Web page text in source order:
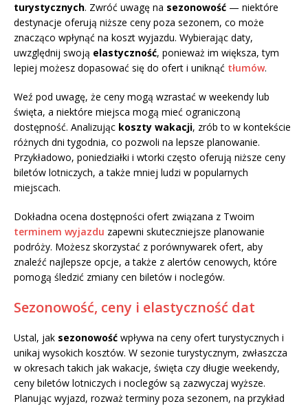
turystycznych. Zwróć uwagę na sezonowość — niektóre
destynacje oferują niższe ceny poza sezonem, co może
znacząco wpłynąć na koszt wyjazdu. Wybierając daty,
uwzględnij swoją elastyczność, ponieważ im większa, tym
lepiej możesz dopasować się do ofert i uniknąć tłumów.
Weź pod uwagę, że ceny mogą wzrastać w weekendy lub
święta, a niektóre miejsca mogą mieć ograniczoną
dostępność. Analizując koszty wakacji, zrób to w kontekście
różnych dni tygodnia, co pozwoli na lepsze planowanie.
Przykładowo, poniedziałki i wtorki często oferują niższe ceny
biletów lotniczych, a także mniej ludzi w popularnych
miejscach.
Dokładna ocena dostępności ofert związana z Twoim
terminem wyjazdu zapewni skuteczniejsze planowanie
podróży. Możesz skorzystać z porównywarek ofert, aby
znaleźć najlepsze opcje, a także z alertów cenowych, które
pomogą śledzić zmiany cen biletów i noclegów.
Sezonowość, ceny i elastyczność dat
Ustal, jak sezonowość wpływa na ceny ofert turystycznych i
unikaj wysokich kosztów. W sezonie turystycznym, zwłaszcza
w okresach takich jak wakacje, święta czy długie weekendy,
ceny biletów lotniczych i noclegów są zazwyczaj wyższe.
Planując wyjazd, rozważ terminy poza sezonem, na przykład